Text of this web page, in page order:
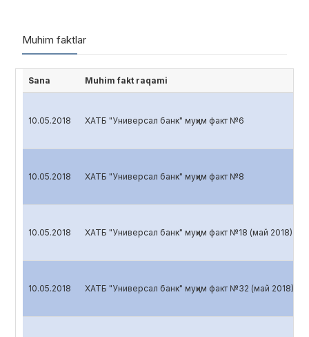
Muhim faktlar
Sana Muhim fakt raqami
10.05.2018 ХАТБ "Универсал банк" муҳим факт №6
10.05.2018 ХАТБ "Универсал банк" муҳим факт №8
10.05.2018 ХАТБ "Универсал банк" муҳим факт №18 (май 2018)
10.05.2018 ХАТБ "Универсал банк" муҳим факт №32 (май 2018)